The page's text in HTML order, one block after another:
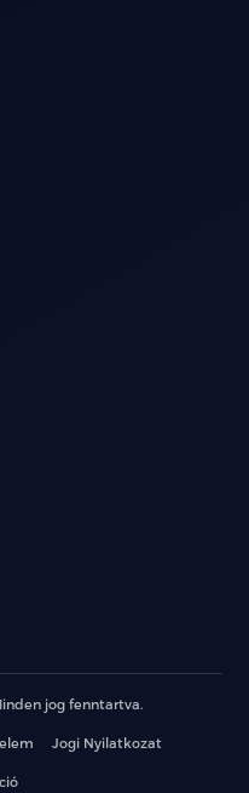
jog fenntartva.
Jogi Nyilatkozat